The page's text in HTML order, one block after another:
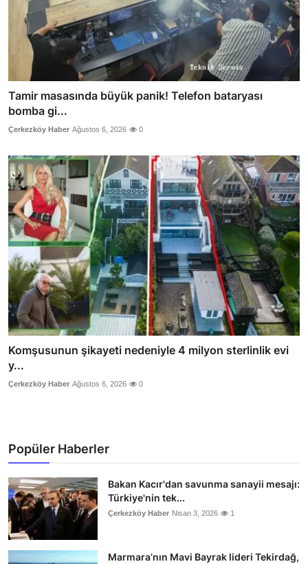
Tamir masasında büyük panik! Telefon bataryası
bomba gi...
Çerkezköy Haber Ağustos 6, 2026 0
Komşusunun şikayeti nedeniyle 4 milyon sterlinlik evi
y...
Çerkezköy Haber Ağustos 6, 2026 0
Popüler Haberler
Bakan Kacır'dan savunma sanayii mesajı:
Türkiye'nin tek...
Çerkezköy Haber Nisan 3, 2026 1
Marmara’nın Mavi Bayrak lideri Tekirdağ,